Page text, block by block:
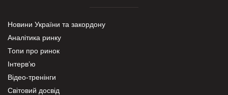
Новини України та закордону
Аналітика ринку
Топи про ринок
Інтерв’ю
Відео-тренінги
Світовий досвід